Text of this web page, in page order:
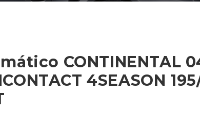
CONTINENTAL
4SEASON